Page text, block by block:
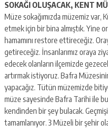
SOKAĞI OLUŞACAK, KENT
Müze sokağımızda müzemiz var,
etmek için bir bina almıştık. Yine
hamamını restore ettireceğiz.
getireceğiz. İnsanlarımız oraya
edecek olanların ilçemizde
artırmak istiyoruz. Bafra
yapacağız. Tütün müzemizde
müze sayesinde Bafra Tarihi ile
kendinden bir şey bulacak.
tamamlanıyor. 3 Müzeli bir şehir